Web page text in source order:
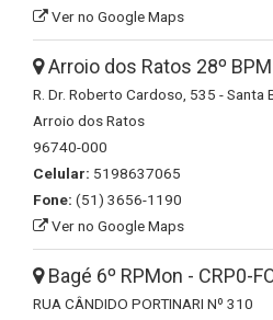
Ver no Google Maps
Arroio dos Ratos 28º
R. Dr. Roberto Cardoso, 535 - Santa
Arroio dos Ratos
96740-000
Celular: 5198637065
Fone: (51) 3656-1190
Ver no Google Maps
Bagé 6º RPMon - CRP0-
RUA CÂNDIDO PORTINARI Nº 310